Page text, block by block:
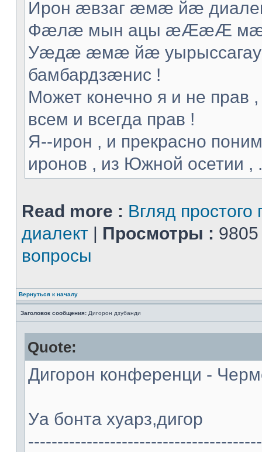
Ирон æвзаг æмæ йæ
Фæлæ мын ацы æÆæÆ мæ
Уæдæ æмæ йæ
бамбардзæнис !
Может конечно я и не прав
всем и всегда прав !
Я--ирон , и прекрасно
иронов , из Южной осетии ,
Read more : Вгляд простого
диалект | Просмотры :
вопросы
Вернуться к началу
Заголовок сообщения: Дигорон дзубанди
Quote:
Дигорон конференци -
Уа бонта хуарз,дигор